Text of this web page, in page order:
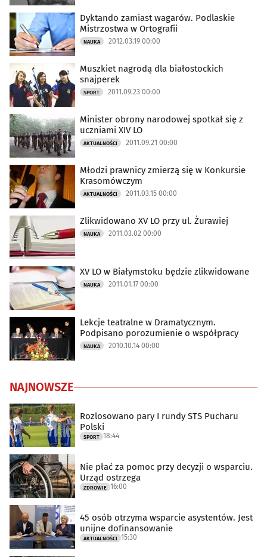
Dyktando zamiast wagarów. Podlaskie
Mistrzostwa w Ortografii
NAUKA 2012.03.19 00:00
Muszkiet nagrodą dla białostockich
snajperek
SPORT 2011.09.23 00:00
Minister obrony narodowej spotkał się z
uczniami XIV LO
AKTUALNOŚCI 2011.09.21 00:00
Młodzi prawnicy zmierzą się w Konkursie
Krasomówczym
AKTUALNOŚCI 2011.03.15 00:00
Zlikwidowano XV LO przy ul. Żurawiej
NAUKA 2011.03.02 00:00
XV LO w Białymstoku będzie zlikwidowane
NAUKA 2011.01.17 00:00
Lekcje teatralne w Dramatycznym.
Podpisano porozumienie o współpracy
NAUKA 2010.10.14 00:00
NAJNOWSZE
Rozlosowano pary I rundy STS Pucharu
Polski
SPORT 18:44
Nie płać za pomoc przy decyzji o wsparciu.
Urząd ostrzega
ZDROWIE 16:00
45 osób otrzyma wsparcie asystentów. Jest
unijne dofinansowanie
AKTUALNOŚCI 15:30